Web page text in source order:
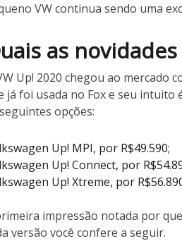
VW continua sendo uma
as
Up! 2020 chegou ao mercado
já foi usada no Fox e seu intuito
opções:
Up! MPI, por R$49.590;
Up! Connect, por
Up! Xtreme, por
impressão notada por
versão você confere a seguir.